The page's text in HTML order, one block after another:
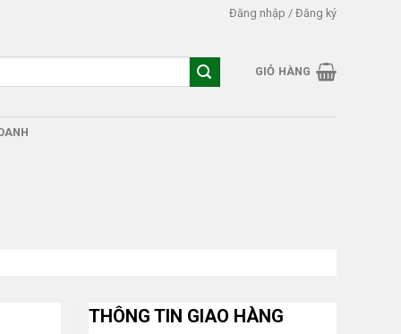
Đăng nhập / Đăng ký
GIỎ HÀNG
THÔNG TIN GIAO HÀNG